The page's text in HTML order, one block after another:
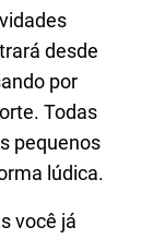
desde
por
Todas
pequenos
lúdica.
você já